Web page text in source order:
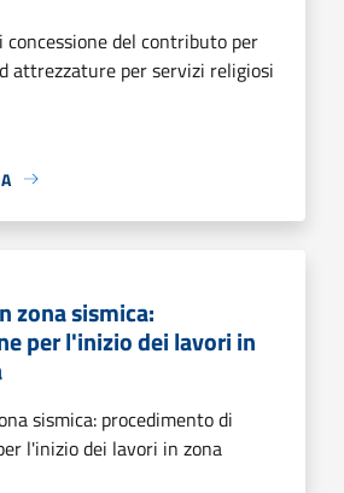
concessione del contributo per
attrezzature per servizi religiosi
zona sismica:
per l'inizio dei lavori in
sismica: procedimento di
l'inizio dei lavori in zona